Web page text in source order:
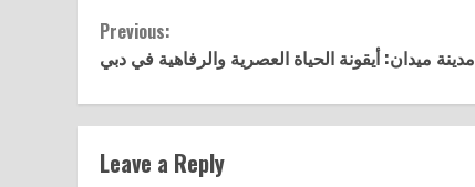
Previous:
مدينة ميدان: أيقونة الحياة العصرية والرفاهية في دبي
Leave a Reply